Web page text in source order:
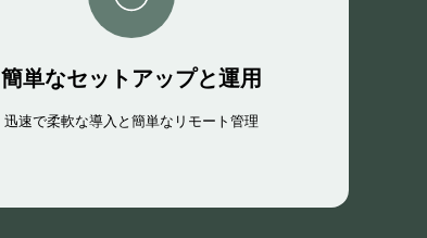
簡単なセットアップと運用
迅速で柔軟な導入と簡単なリモート管理